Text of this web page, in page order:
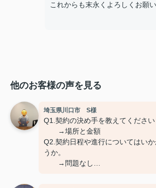
これからも末永くよろしくお願
他のお客様の声を見る
埼玉県川口市 S様
Q1.契約の決め手を教えてください
→場所と金額
Q2.契約日程や進行についてはい
うか。
→問題なし